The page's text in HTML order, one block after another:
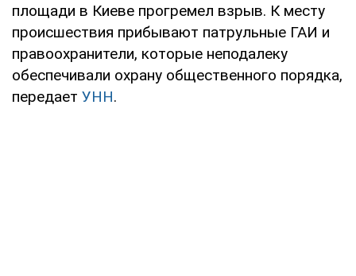
площади в Киеве прогремел взрыв. К месту
происшествия прибывают патрульные ГАИ и
правоохранители, которые неподалеку
обеспечивали охрану общественного порядка,
передает УНН.